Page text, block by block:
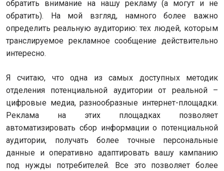
обратить внимание на нашу рекламу (а могут и не
обратить). На мой взгляд, намного более важно
определить реальную аудиторию: тех людей, которым
транслируемое рекламное сообщение действительно
интересно.
Я считаю, что одна из самых доступных методик
отделения потенциальной аудитории от реальной –
цифровые медиа, разнообразные интернет-площадки.
Реклама на этих площадках позволяет
автоматизировать сбор информации о потенциальной
аудитории, получать более точные персональные
данные и оперативно адаптировать вашу кампанию
под нужды потребителей. Все это позволяет более